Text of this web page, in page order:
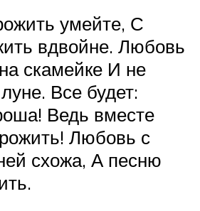
умейте, С
вдвойне. Любовь
скамейке И не
Все будет:
Ведь вместе
Любовь с
схожа, А песню